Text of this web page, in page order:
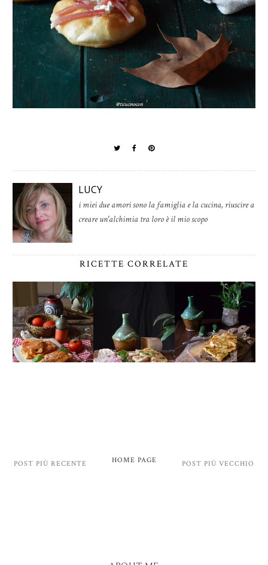
LUCY
i miei due amori sono la famiglia e la cucina, riuscire a
creare un'alchimia tra loro è il mio scopo
RICETTE CORRELATE
POST PIÙ RECENTE POST PIÙ VECCHIO
HOME PAGE